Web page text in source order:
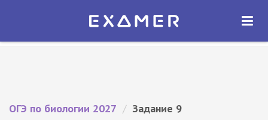
Экзамер — ЕГЭ 2027
ОТКРЫТЬ
ОГЭ по биологии 2027 / Задание 9